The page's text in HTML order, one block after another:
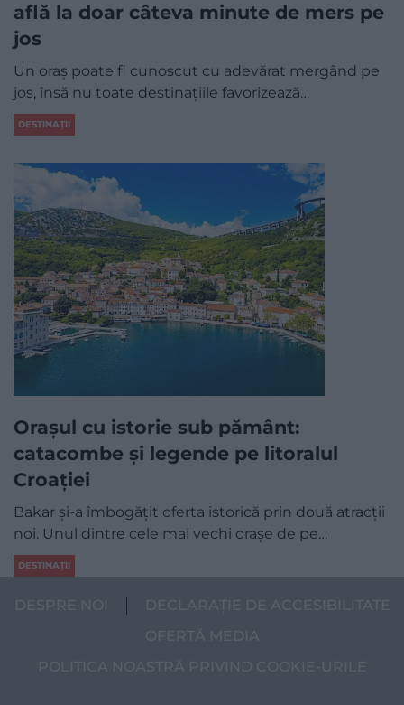
află la doar câteva minute de mers pe
jos
Un oraș poate fi cunoscut cu adevărat mergând pe
jos, însă nu toate destinațiile favorizează…
DESTINAȚII
Orașul cu istorie sub pământ:
catacombe și legende pe litoralul
Croației
Bakar și-a îmbogățit oferta istorică prin două atracții
noi. Unul dintre cele mai vechi orașe de pe…
DESTINAȚII